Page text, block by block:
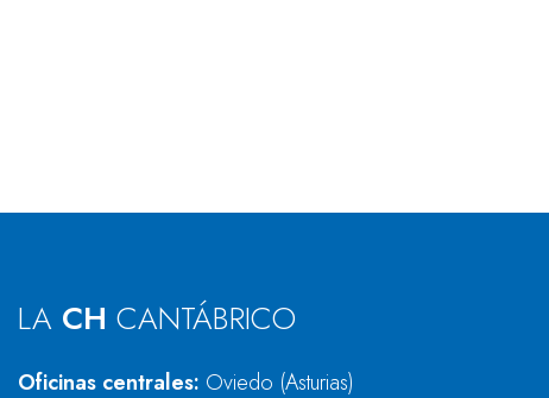
LA CH CANTÁBRICO
Oficinas centrales: Oviedo (Asturias)